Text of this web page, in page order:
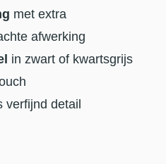
met extra
afwerking
in zwart of kwartsgrijs
verfijnd detail